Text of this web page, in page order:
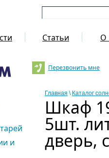
Статьи О
Перезвонить мне
и
Главная \ Каталог
Шкаф
5шт.
дверь,